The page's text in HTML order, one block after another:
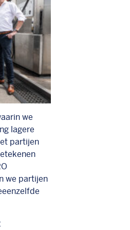
we
lagere
partijen
we partijen
eenzelfde